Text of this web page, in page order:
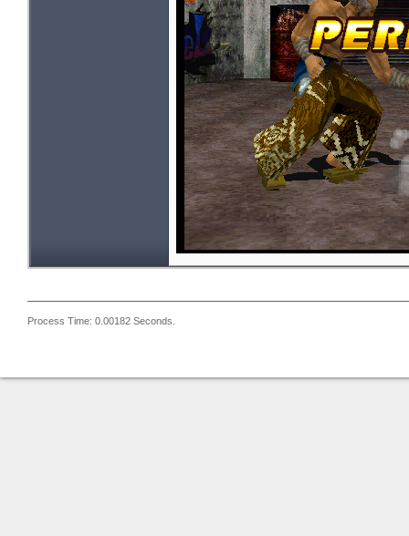
Process Time: 0.00182 Seconds.